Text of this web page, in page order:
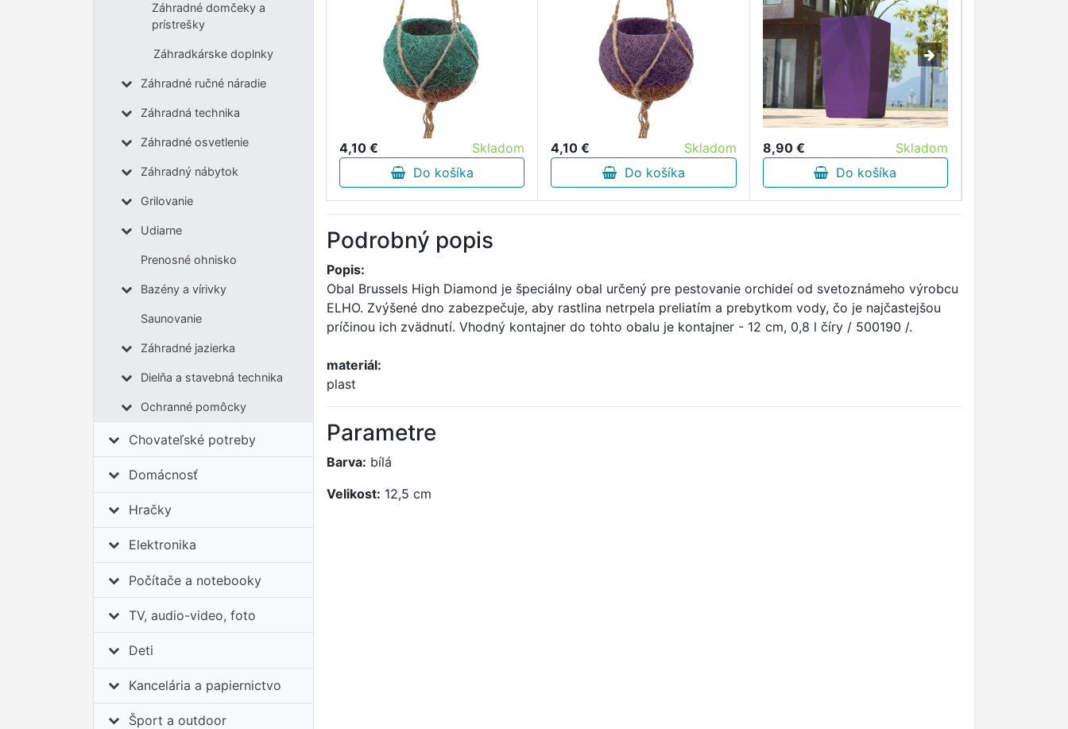
Záhradné domčeky a
prístrešky
Záhradkárske doplnky
Záhradné ručné náradie
Záhradná technika
Záhradné osvetlenie
Záhradný nábytok
Grilovanie
Udiarne
Prenosné ohnisko
Bazény a vírivky
Saunovanie
Záhradné jazierka
Dielňa a stavebná technika
Ochranné pomôcky
Chovateľské potreby
Domácnosť
Hračky
Elektronika
Počítače a notebooky
TV, audio-video, foto
Deti
Kancelária a papiernictvo
Šport a outdoor
4,10 €
Skladom
Do košíka
4,10 €
Skladom
Do košíka
8,90 €
Skladom
Do košíka
Podrobný popis
Popis:
Obal Brussels High Diamond je špeciálny obal určený pre pestovanie orchideí od svetoznámeho výrobcu
ELHO. Zvýšené dno zabezpečuje, aby rastlina netrpela preliatím a prebytkom vody, čo je najčastejšou
príčinou ich zvädnutí. Vhodný kontajner do tohto obalu je kontajner - 12 cm, 0,8 l číry / 500190 /.
materiál:
plast
Parametre
Barva: bílá
Velikost: 12,5 cm